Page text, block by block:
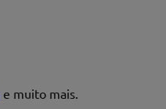
e muito mais.